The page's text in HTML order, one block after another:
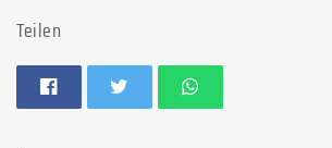
Teilen